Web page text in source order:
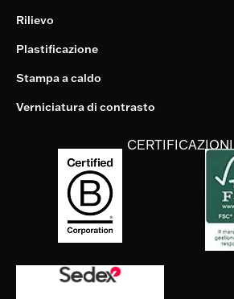
Rilievo
Plastificazione
Stampa a caldo
Verniciatura di contrasto
CERTIFICAZIONI